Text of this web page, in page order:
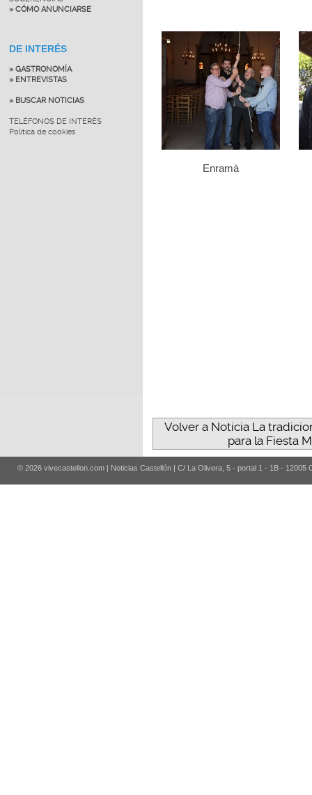
» CÓMO ANUNCIARSE
DE INTERÉS
» GASTRONOMÍA
» ENTREVISTAS
» BUSCAR NOTICIAS
TELÉFONOS DE INTERÉS
Política de cookies
Enramà
Volver a Noticia La
para la Fiesta
© 2026 vivecastellon.com | Noticias Castellón | C/ La Olivera, 5 - portal 1 - 1B - 12005